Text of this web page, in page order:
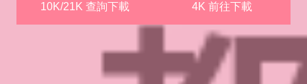
10K/21K 查詢下載 4K 前往下載